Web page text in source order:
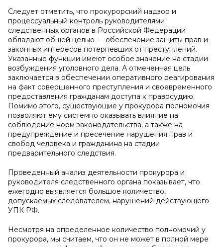
Следует отметить, что прокурорский надзор и
процессуальный контроль руководителями
следственных органов в Российской Федерации
обладают общей целью — обеспечение защиты прав и
законных интересов потерпевших от преступлений.
Указанные функции имеют особое значение на стадии
возбуждения уголовного дела. А отмеченная цель
заключается в обеспечении оперативного реагирования
на факт совершенного преступления и своевременного
предоставления гражданам доступа к правосудию.
Помимо этого, существующие у прокурора полномочия
позволяют ему системно оказывать влияние на
соблюдение норм законодательства, а также на
предупреждение и пресечение нарушения прав и
свобод человека и гражданина на стадии
предварительного следствия.
Проведенный анализ деятельности прокурора и
руководителя следственного органа показывает, что
ежегодно выявляется большое количество,
допускаемых следователем, нарушений действующего
УПК РФ.
Несмотря на определенное количество полномочий у
прокурора, мы считаем, что он не может в полной мере